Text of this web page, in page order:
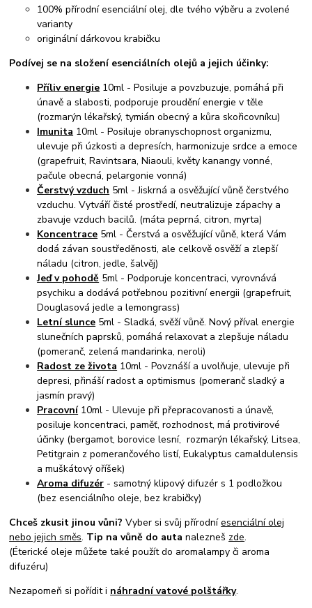
100% přírodní esenciální olej, dle tvého výběru a zvolené
varianty
originální dárkovou krabičku
Podívej se na složení esenciálních olejů a jejich účinky:
Příliv energie 10ml - Posiluje a povzbuzuje, pomáhá při
únavě a slabosti, podporuje proudění energie v těle
(rozmarýn lékařský, tymián obecný a kůra skořicovníku)
Imunita 10ml - Posiluje obranyschopnost organizmu,
ulevuje při úzkosti a depresích, harmonizuje srdce a emoce
(grapefruit, Ravintsara, Niaouli, květy kanangy vonné,
pačule obecná, pelargonie vonná)
Čerstvý vzduch 5ml - Jiskrná a osvěžující vůně čerstvého
vzduchu. Vytváří čisté prostředí, neutralizuje zápachy a
zbavuje vzduch bacilů. (máta peprná, citron, myrta)
Koncentrace 5ml - Čerstvá a osvěžující vůně, která Vám
dodá závan soustředěnosti, ale celkově osvěží a zlepší
náladu (citron, jedle, šalvěj)
Jeď v pohodě 5ml - Podporuje koncentraci, vyrovnává
psychiku a dodává potřebnou pozitivní energii (grapefruit,
Douglasová jedle a lemongrass)
Letní slunce 5ml - Sladká, svěží vůně. Nový příval energie
slunečních paprsků, pomáhá relaxovat a zlepšuje náladu
(pomeranč, zelená mandarinka, neroli)
Radost ze života 10ml - Povznáší a uvolňuje, ulevuje při
depresi, přináší radost a optimismus (pomeranč sladký a
jasmín pravý)
Pracovní10ml - Ulevuje při přepracovanosti a únavě,
posiluje koncentraci, paměť, rozhodnost, má protivirové
účinky (bergamot, borovice lesní, rozmarýn lékařský, Litsea,
Petitgrain z pomerančového listí, Eukalyptus camaldulensis
a muškátový oříšek)
Aroma difuzér - samotný klipový difuzér s 1 podložkou
(bez esenciálního oleje, bez krabičky)
Chceš zkusit jinou vůni? Vyber si svůj přírodníesenciální olej
nebo jejich směs. Tip na vůně do autanalezneš zde.
(Éterické oleje můžete také použít do aromalampy či aroma
difuzéru)
Nezapomeň si pořídit i náhradní vatové polštářky.